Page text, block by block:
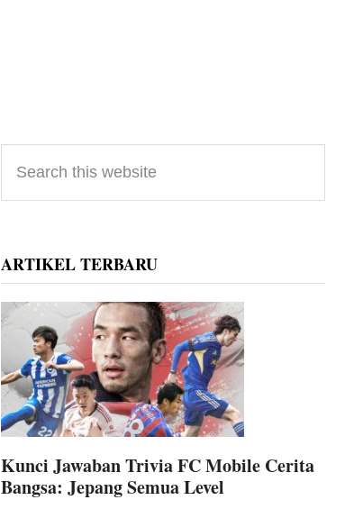
Primary
Sidebar
this
website
ARTIKEL TERBARU
Kunci Jawaban Trivia FC Mobile Cerita
Bangsa: Jepang Semua Level